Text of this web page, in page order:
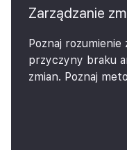
Zarządzanie
Poznaj
przyczyny braku
zmian. Poznaj